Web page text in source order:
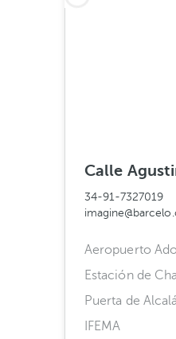
Calle
34-91-7327019
Aeropuerto
Estación de
Puerta de Alcalá
IFEMA